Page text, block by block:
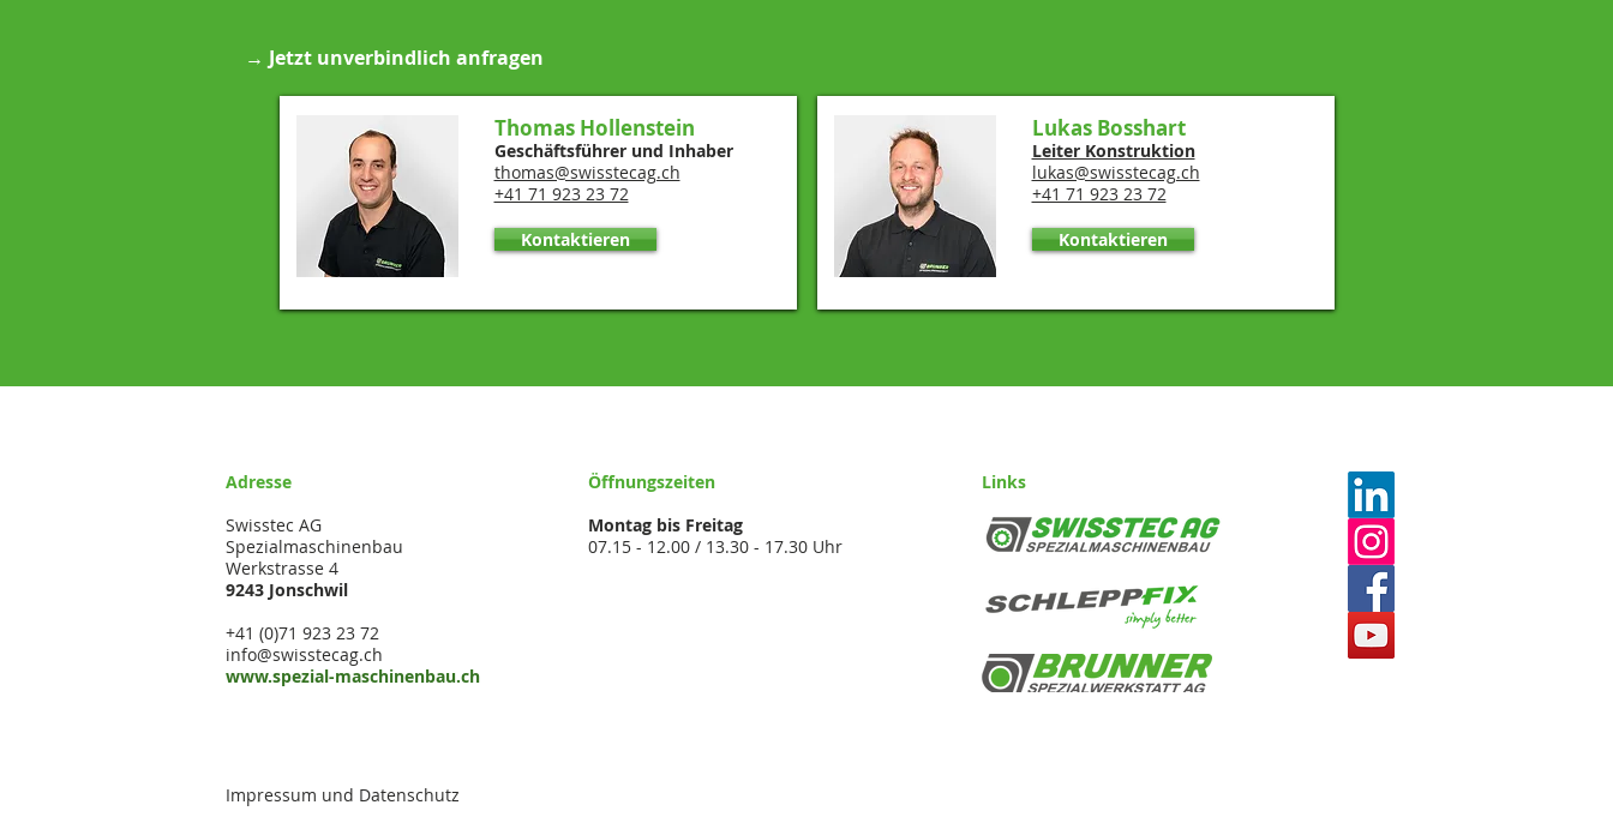
→ Jetzt unverbindlich anfragen
Thomas Hollenstein
Geschäftsführer und Inhaber
thomas@swisstecag.ch
+41 71 923 23 72
Kontaktieren
Lukas Bosshart
Leiter Konstruktion
lukas@swisstecag.ch
+41 71 923 23 72
Kontaktieren
Adresse
Swisstec AG
Spezialmaschinenbau
Werkstrasse 4
9243 Jonschwil
+41 (0)71 923 23 72
info@swisstecag.ch
www.spezial-maschinenbau.ch
Öffnungszeiten
Montag bis Freitag
07.15 - 12.00 / 13.30 - 17.30 Uhr
Links
Impressum und Datenschutz